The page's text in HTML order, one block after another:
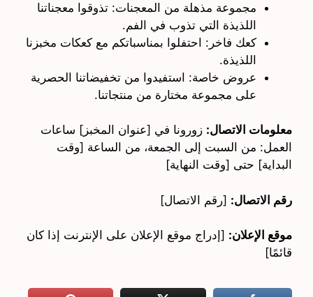
مجموعة مذهلة من المعجنات: تذوقوا معجناتنا
اللذيذة التي تذوب في الفم.
كعك فاخر: احتفلوا بمناسباتكم مع كعكات مخبزنا
اللذيذة.
عروض خاصة: استفيدوا من تخفيضاتنا الحصرية
على مجموعة مختارة من منتجاتنا.
معلومات الاتصال: زورونا في [عنوان المخبز] ساعات
العمل: من السبت إلى الجمعة، من الساعة [وقت
البداية] حتى [وقت النهاية]
رقم الاتصال: [رقم الاتصال]
موقع الإعلان: [إدراج موقع الإعلان على الإنترنت إذا كان
قائمًا]